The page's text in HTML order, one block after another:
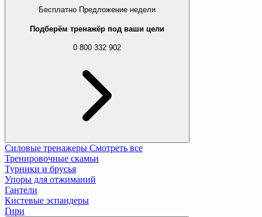
Бесплатно Предложение недели
Подберём тренажёр под ваши цели
0 800 332 902
Силовые тренажеры Смотреть все
Тренировочные скамьи
Турники и брусья
Упоры для отжиманий
Гантели
Кистевые эспандеры
Гири